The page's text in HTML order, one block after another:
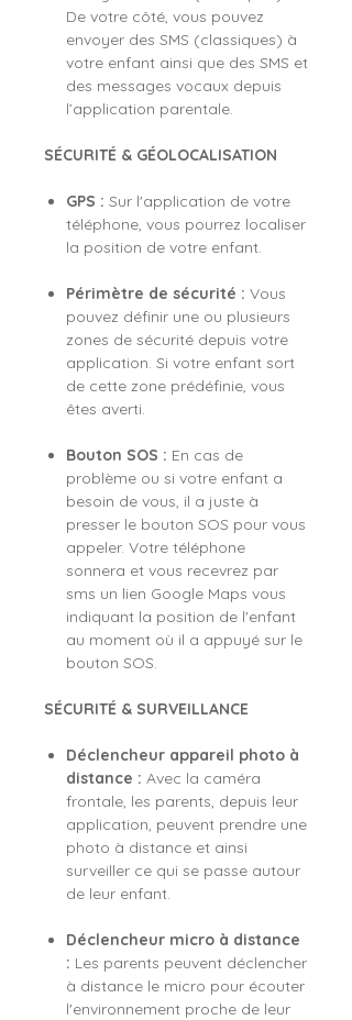
De votre côté, vous pouvez
envoyer des SMS (classiques) à
votre enfant ainsi que des SMS et
des messages vocaux depuis
l’application parentale.
SÉCURITÉ & GÉOLOCALISATION
GPS : Sur l'application de votre
téléphone, vous pourrez localiser
la position de votre enfant.
Périmètre de sécurité : Vous
pouvez définir une ou plusieurs
zones de sécurité depuis votre
application. Si votre enfant sort
de cette zone prédéfinie, vous
êtes averti.
Bouton SOS : En cas de
problème ou si votre enfant a
besoin de vous, il a juste à
presser le bouton SOS pour vous
appeler. Votre téléphone
sonnera et vous recevrez par
sms un lien Google Maps vous
indiquant la position de l'enfant
au moment où il a appuyé sur le
bouton SOS.
SÉCURITÉ & SURVEILLANCE
Déclencheur appareil photo à
distance : Avec la caméra
frontale, les parents, depuis leur
application, peuvent prendre une
photo à distance et ainsi
surveiller ce qui se passe autour
de leur enfant.
Déclencheur micro à distance
: Les parents peuvent déclencher
à distance le micro pour écouter
l'environnement proche de leur